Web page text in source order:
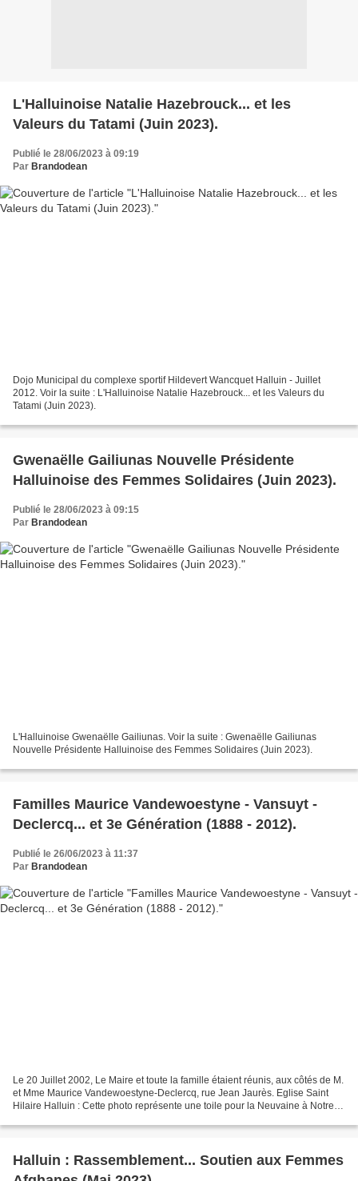
L'Halluinoise Natalie Hazebrouck... et les
Valeurs du Tatami (Juin 2023).
Publié le 28/06/2023 à 09:19
Par Brandodean
Dojo Municipal du complexe sportif Hildevert Wancquet Halluin - Juillet
2012. Voir la suite : L'Halluinoise Natalie Hazebrouck... et les Valeurs du
Tatami (Juin 2023).
Gwenaëlle Gailiunas Nouvelle Présidente
Halluinoise des Femmes Solidaires (Juin 2023).
Publié le 28/06/2023 à 09:15
Par Brandodean
L'Halluinoise Gwenaëlle Gailiunas. Voir la suite : Gwenaëlle Gailiunas
Nouvelle Présidente Halluinoise des Femmes Solidaires (Juin 2023).
Familles Maurice Vandewoestyne - Vansuyt -
Declercq... et 3e Génération (1888 - 2012).
Publié le 26/06/2023 à 11:37
Par Brandodean
Le 20 Juillet 2002, Le Maire et toute la famille étaient réunis, aux côtés de M.
et Mme Maurice Vandewoestyne-Declercq, rue Jean Jaurès. Eglise Saint
Hilaire Halluin : Cette photo représente une toile pour la Neuvaine à Notre-
Halluin : Rassemblement... Soutien aux Femmes